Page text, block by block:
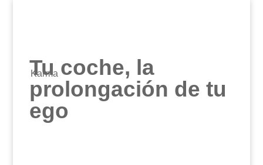
Tu coche, la
prolongación de tu
ego
Karma